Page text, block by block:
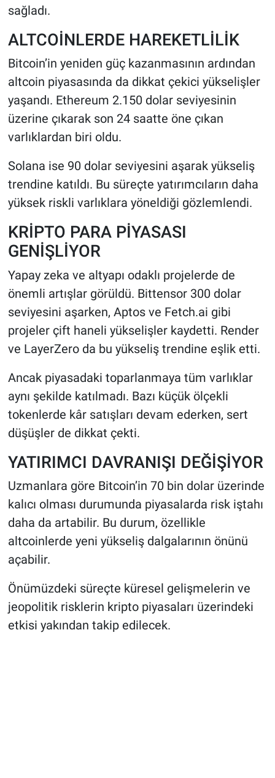
sağladı.
ALTCOİNLERDE HAREKETLİLİK
Bitcoin’in yeniden güç kazanmasının ardından
altcoin piyasasında da dikkat çekici yükselişler
yaşandı. Ethereum 2.150 dolar seviyesinin
üzerine çıkarak son 24 saatte öne çıkan
varlıklardan biri oldu.
Solana ise 90 dolar seviyesini aşarak yükseliş
trendine katıldı. Bu süreçte yatırımcıların daha
yüksek riskli varlıklara yöneldiği gözlemlendi.
KRİPTO PARA PİYASASI
GENİŞLİYOR
Yapay zeka ve altyapı odaklı projelerde de
önemli artışlar görüldü. Bittensor 300 dolar
seviyesini aşarken, Aptos ve Fetch.ai gibi
projeler çift haneli yükselişler kaydetti. Render
ve LayerZero da bu yükseliş trendine eşlik etti.
Ancak piyasadaki toparlanmaya tüm varlıklar
aynı şekilde katılmadı. Bazı küçük ölçekli
tokenlerde kâr satışları devam ederken, sert
düşüşler de dikkat çekti.
YATIRIMCI DAVRANIŞI DEĞİŞİYOR
Uzmanlara göre Bitcoin’in 70 bin dolar üzerinde
kalıcı olması durumunda piyasalarda risk iştahı
daha da artabilir. Bu durum, özellikle
altcoinlerde yeni yükseliş dalgalarının önünü
açabilir.
Önümüzdeki süreçte küresel gelişmelerin ve
jeopolitik risklerin kripto piyasaları üzerindeki
etkisi yakından takip edilecek.